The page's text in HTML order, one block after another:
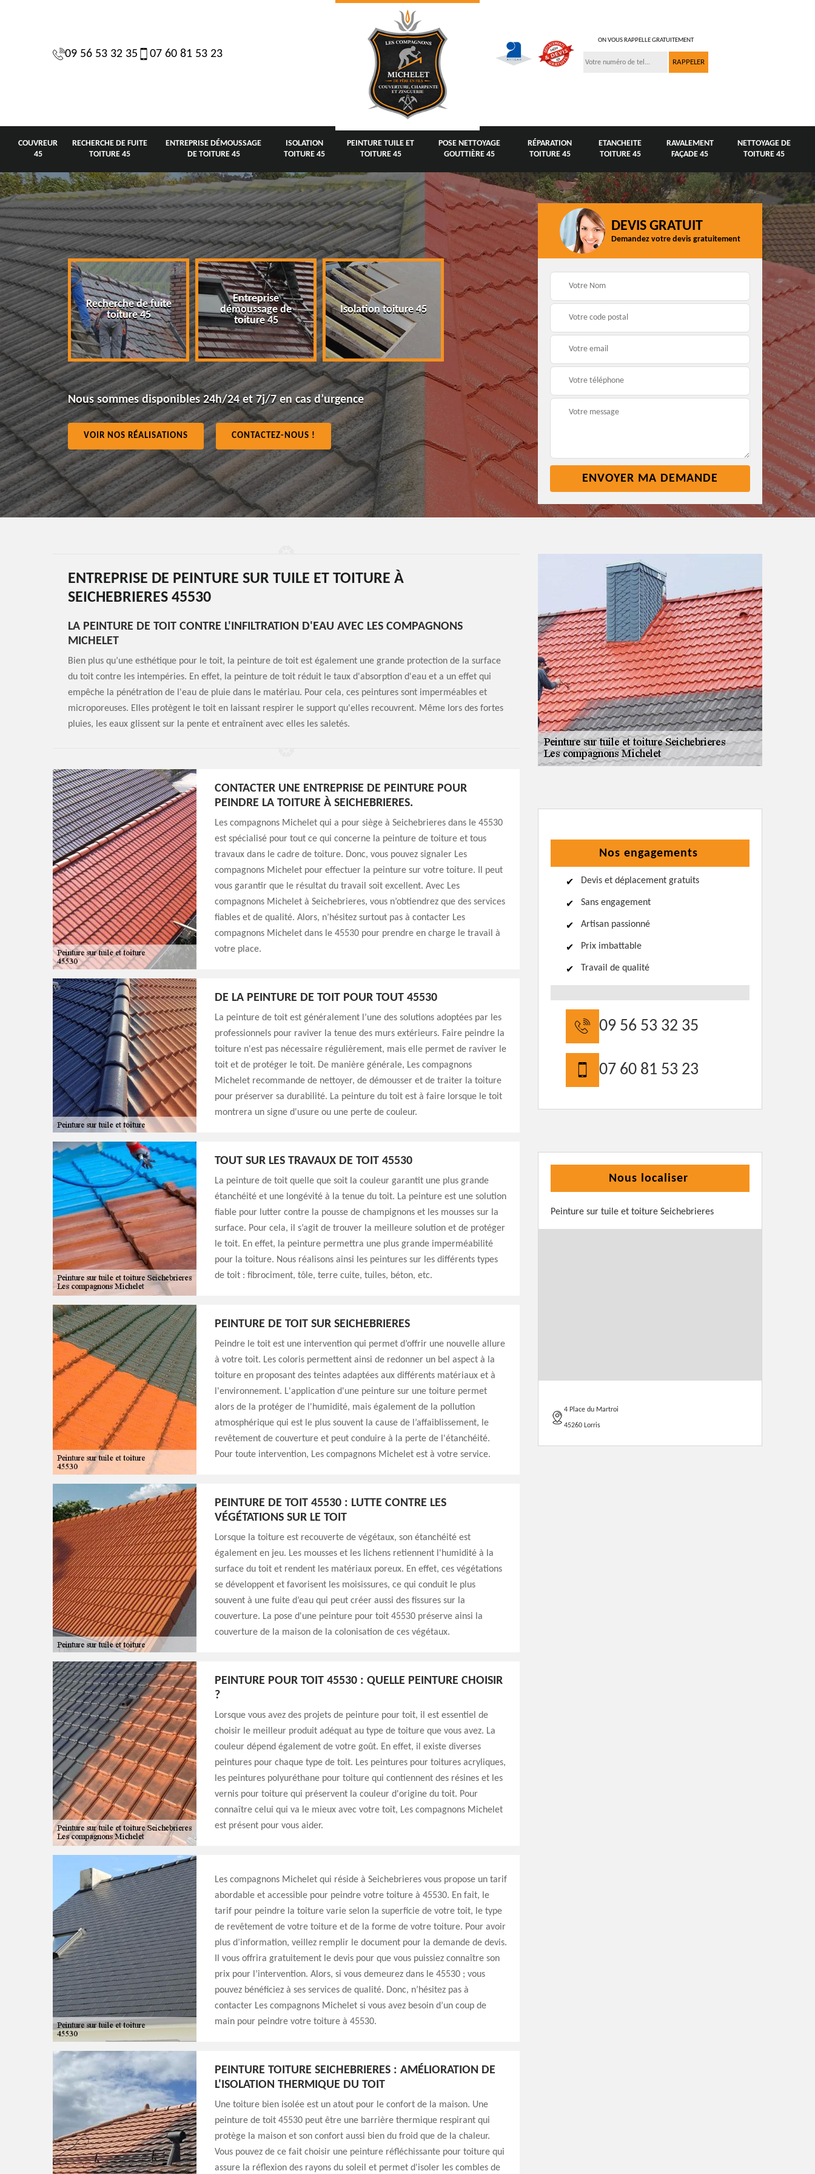
09 56 53 32 35 07 60 81 53 23
ON VOUS RAPPELLE GRATUITEMENT
COUVREUR
45
RECHERCHE DE FUITE
TOITURE 45
ENTREPRISE DÉMOUSSAGE
DE TOITURE 45
ISOLATION
TOITURE 45
PEINTURE TUILE ET
TOITURE 45
POSE NETTOYAGE
GOUTTIÈRE 45
RÉPARATION
TOITURE 45
ETANCHEITE
TOITURE 45
RAVALEMENT
FAÇADE 45
NETTOYAGE DE
TOITURE 45
de fuite
45
Entreprise
démoussage de
toiture 45
Isolation toiture 45
Peinture tuile et
toiture 45
Pose nettoyage
gouttière 45
Etancheite toiture
Nous sommes disponibles 24h/24 et 7j/7 en cas d’urgence
VOIR NOS RÉALISATIONS CONTACTEZ-NOUS !
DEVIS GRATUIT
Demandez votre devis gratuitement
ENTREPRISE DE PEINTURE SUR TUILE ET TOITURE À
SEICHEBRIERES 45530
LA PEINTURE DE TOIT CONTRE L'INFILTRATION D'EAU AVEC LES COMPAGNONS
MICHELET
Bien plus qu’une esthétique pour le toit, la peinture de toit est également une grande protection de la surface
du toit contre les intempéries. En effet, la peinture de toit réduit le taux d'absorption d'eau et a un effet qui
empêche la pénétration de l'eau de pluie dans le matériau. Pour cela, ces peintures sont imperméables et
microporeuses. Elles protègent le toit en laissant respirer le support qu'elles recouvrent. Même lors des fortes
pluies, les eaux glissent sur la pente et entraînent avec elles les saletés.
CONTACTER UNE ENTREPRISE DE PEINTURE POUR
PEINDRE LA TOITURE À SEICHEBRIERES.
Les compagnons Michelet qui a pour siège à Seichebrieres dans le 45530
est spécialisé pour tout ce qui concerne la peinture de toiture et tous
travaux dans le cadre de toiture. Donc, vous pouvez signaler Les
compagnons Michelet pour effectuer la peinture sur votre toiture. Il peut
vous garantir que le résultat du travail soit excellent. Avec Les
compagnons Michelet à Seichebrieres, vous n’obtiendrez que des services
fiables et de qualité. Alors, n’hésitez surtout pas à contacter Les
compagnons Michelet dans le 45530 pour prendre en charge le travail à
votre place.
DE LA PEINTURE DE TOIT POUR TOUT 45530
La peinture de toit est généralement l’une des solutions adoptées par les
professionnels pour raviver la tenue des murs extérieurs. Faire peindre la
toiture n'est pas nécessaire régulièrement, mais elle permet de raviver le
toit et de protéger le toit. De manière générale, Les compagnons
Michelet recommande de nettoyer, de démousser et de traiter la toiture
pour préserver sa durabilité. La peinture du toit est à faire lorsque le toit
montrera un signe d'usure ou une perte de couleur.
TOUT SUR LES TRAVAUX DE TOIT 45530
La peinture de toit quelle que soit la couleur garantit une plus grande
étanchéité et une longévité à la tenue du toit. La peinture est une solution
fiable pour lutter contre la pousse de champignons et les mousses sur la
surface. Pour cela, il s’agit de trouver la meilleure solution et de protéger
le toit. En effet, la peinture permettra une plus grande imperméabilité
pour la toiture. Nous réalisons ainsi les peintures sur les différents types
de toit : fibrociment, tôle, terre cuite, tuiles, béton, etc.
PEINTURE DE TOIT SUR SEICHEBRIERES
Peindre le toit est une intervention qui permet d’offrir une nouvelle allure
à votre toit. Les coloris permettent ainsi de redonner un bel aspect à la
toiture en proposant des teintes adaptées aux différents matériaux et à
l'environnement. L'application d'une peinture sur une toiture permet
alors de la protéger de l'humidité, mais également de la pollution
atmosphérique qui est le plus souvent la cause de l’affaiblissement, le
revêtement de couverture et peut conduire à la perte de l'étanchéité.
Pour toute intervention, Les compagnons Michelet est à votre service.
PEINTURE DE TOIT 45530 : LUTTE CONTRE LES
VÉGÉTATIONS SUR LE TOIT
Lorsque la toiture est recouverte de végétaux, son étanchéité est
également en jeu. Les mousses et les lichens retiennent l'humidité à la
surface du toit et rendent les matériaux poreux. En effet, ces végétations
se développent et favorisent les moisissures, ce qui conduit le plus
souvent à une fuite d’eau qui peut créer aussi des fissures sur la
couverture. La pose d'une peinture pour toit 45530 préserve ainsi la
couverture de la maison de la colonisation de ces végétaux.
PEINTURE POUR TOIT 45530 : QUELLE PEINTURE CHOISIR
?
Lorsque vous avez des projets de peinture pour toit, il est essentiel de
choisir le meilleur produit adéquat au type de toiture que vous avez. La
couleur dépend également de votre goût. En effet, il existe diverses
peintures pour chaque type de toit. Les peintures pour toitures acryliques,
les peintures polyuréthane pour toiture qui contiennent des résines et les
vernis pour toiture qui préservent la couleur d'origine du toit. Pour
connaître celui qui va le mieux avec votre toit, Les compagnons Michelet
est présent pour vous aider.
Les compagnons Michelet qui réside à Seichebrieres vous propose un tarif
abordable et accessible pour peindre votre toiture à 45530. En fait, le
tarif pour peindre la toiture varie selon la superficie de votre toit, le type
de revêtement de votre toiture et de la forme de votre toiture. Pour avoir
plus d’information, veillez remplir le document pour la demande de devis.
Il vous offrira gratuitement le devis pour que vous puissiez connaître son
prix pour l’intervention. Alors, si vous demeurez dans le 45530 ; vous
pouvez bénéficiez à ses services de qualité. Donc, n’hésitez pas à
contacter Les compagnons Michelet si vous avez besoin d’un coup de
main pour peindre votre toiture à 45530.
PEINTURE TOITURE SEICHEBRIERES : AMÉLIORATION DE
L'ISOLATION THERMIQUE DU TOIT
Une toiture bien isolée est un atout pour le confort de la maison. Une
peinture de toit 45530 peut être une barrière thermique respirant qui
protège la maison et son confort aussi bien du froid que de la chaleur.
Vous pouvez de ce fait choisir une peinture réfléchissante pour toiture qui
assure la réflexion des rayons du soleil et permet d'isoler les combles de
Nos engagements
Devis et déplacement gratuits
Sans engagement
Artisan passionné
Prix imbattable
Travail de qualité
09 56 53 32 35
07 60 81 53 23
Nous localiser
Peinture sur tuile et toiture Seichebrieres
4 Place du Martroi
45260 Lorris